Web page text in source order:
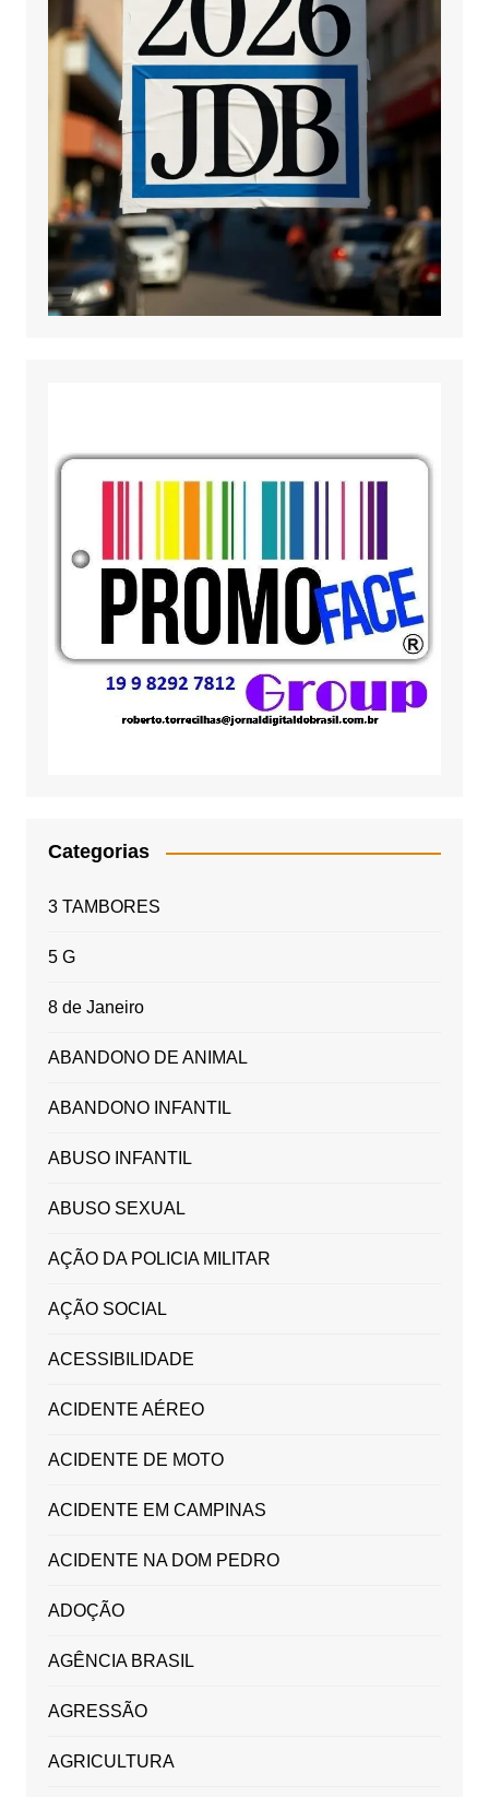
Categorias
3 TAMBORES
5 G
8 de Janeiro
ABANDONO DE ANIMAL
ABANDONO INFANTIL
ABUSO INFANTIL
ABUSO SEXUAL
AÇÃO DA POLICIA MILITAR
AÇÃO SOCIAL
ACESSIBILIDADE
ACIDENTE AÉREO
ACIDENTE DE MOTO
ACIDENTE EM CAMPINAS
ACIDENTE NA DOM PEDRO
ADOÇÃO
AGÊNCIA BRASIL
AGRESSÃO
AGRICULTURA